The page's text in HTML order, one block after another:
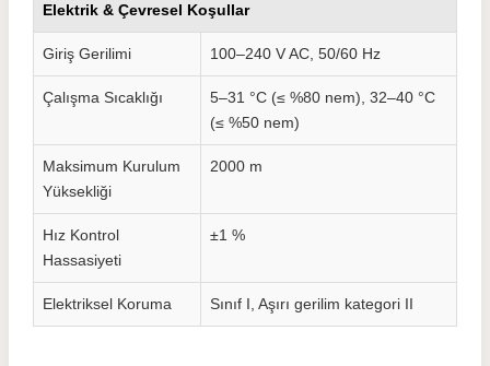
Elektrik & Çevresel Koşullar
Giriş Gerilimi 100–240 V AC, 50/60 Hz
Çalışma Sıcaklığı
5–31 °C (≤ %80 nem), 32–40 °C
(≤ %50 nem)
Maksimum Kurulum
Yüksekliği
2000 m
Hız Kontrol
Hassasiyeti
±1 %
Elektriksel Koruma Sınıf I, Aşırı gerilim kategori II